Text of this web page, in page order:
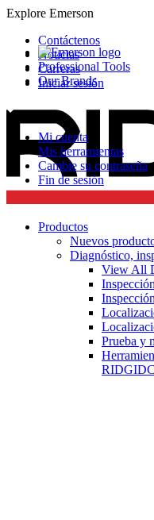
Explore Emerson
Professional Tools
Our Brands
Contáctenos
Noticias
Carreras
Iniciar sesión
Mi cuenta
Mis herramientas
Cambie su contraseña
Fin de sesión
Productos
Nuevos
Diagnóstico,
View All
Prueba y